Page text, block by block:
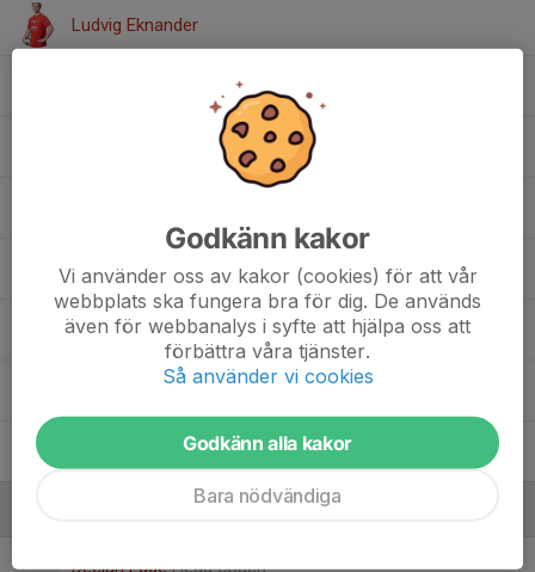
Ludvig Eknander
Sean Bright
Simon Svensson
Stjepan Stipuric
Vincent Wahlin Stanicic
Declan EdgeHead coach
Godkänn kakor
Vi använder oss av kakor (cookies) för att vår
webbplats ska fungera bra för dig. De används
även för webbanalys i syfte att hjälpa oss att
förbättra våra tjänster.
Så använder vi cookies
Godkänn alla kakor
Bara nödvändiga